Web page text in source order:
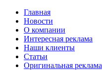
Главная
Новости
О компании
Интересная реклама
Наши клиенты
Статьи
Оригинальная реклама